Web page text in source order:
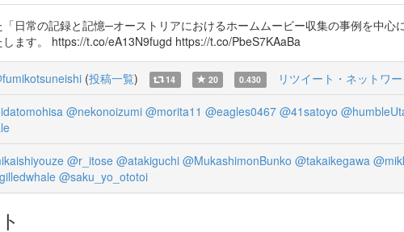
「日常の記録と記憶─オーストリアにおけるホームムービー収集の事例を中
ます。 https://t.co/eA13N9fugd https://t.co/PbeS7KAaBa
(投稿一覧) 14 20 0.430 リツイート・ネットワ
@nekonoizumi @morita11 @eagles0467 @41satoyo
@r_itose @atakiguchi @MukashimonBunko @takaikegawa
@saku_yo_ototoi